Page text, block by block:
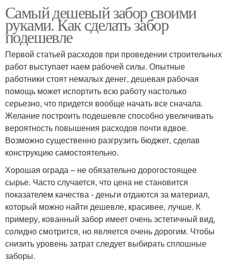
Самый дешевый забор своими
руками. Как сделать забор
подешевле
Первой статьей расходов при проведении строительных
работ выступает наем рабочей силы. Опытные
работники стоят немалых денег, дешевая рабочая
помощь может испортить всю работу настолько
серьезно, что придется вообще начать все сначала.
Желание построить подешевле способно увеличивать
вероятность повышения расходов почти вдвое.
Возможно существенно разгрузить бюджет, сделав
конструкцию самостоятельно.
Хорошая ограда – не обязательно дорогостоящее
сырье. Часто случается, что цена не становится
показателем качества - деньги отдаются за материал,
который можно найти дешевле, красивее, лучше. К
примеру, кованный забор имеет очень эстетичный вид,
солидно смотрится, но является очень дорогим. Чтобы
снизить уровень затрат следует выбирать сплошные
заборы.